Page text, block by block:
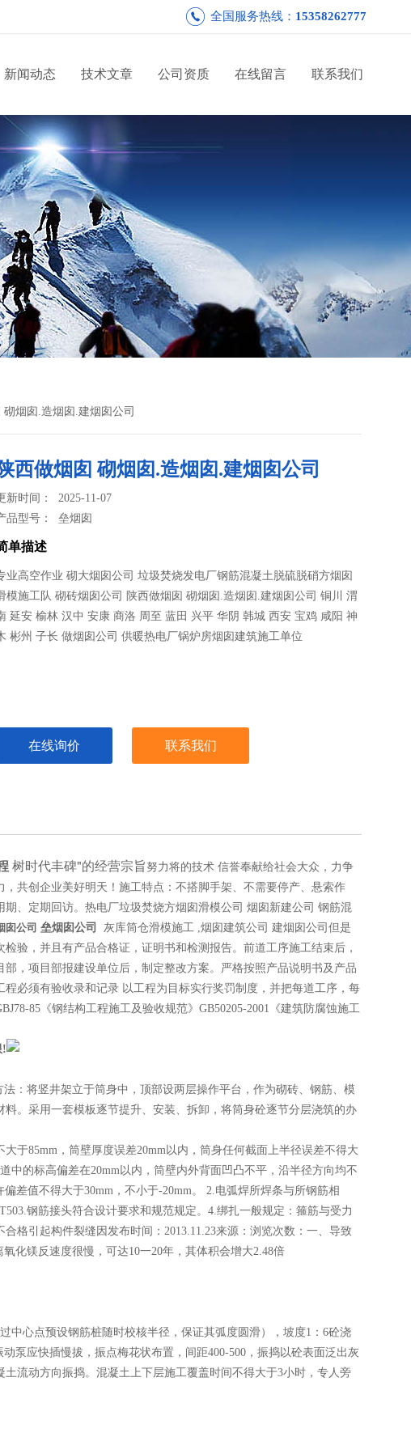
全国服务热线： 15358262777
新闻动态 技术文章 公司资质 在线留言 联系我们
烟囱.造烟囱.建烟囱公司
西做烟囱 砌烟囱.造烟囱.建烟囱公司
新时间： 2025-11-07
品型号：垒烟囱
单描述
业高空作业 砌大烟囱公司 垃圾焚烧发电厂钢筋混凝土脱硫脱硝方烟囱
模施工队 砌砖烟囱公司 陕西做烟囱 砌烟囱.造烟囱.建烟囱公司 铜川 渭
延安 榆林 汉中 安康 商洛 周至 蓝田 兴平 华阴 韩城 西安 宝鸡 咸阳 神
彬州 子长 做烟囱公司 供暖热电厂锅炉房烟囱建筑施工单位
在线询价 联系我们
树时代丰碑"的经营宗旨 努力将的技术 信誉奉献给社会大众，力争
共创企业美好明天！施工特点：不搭脚手架、不需要停产、悬索作
、定期回访。 热电厂垃圾焚烧方烟囱滑模公司 烟囱新建公司 钢筋混
囱公司 垒烟囱公司 灰库筒仓滑模施工 ,烟囱建筑公司 建烟囱公司 但是
验，并且有产品合格证，证明书和检测报告。前道工序施工结束后，
，项目部报建设单位后，制定整改方案。严格按照产品说明书及产品
程必须有验收录和记录 以工程为目标实行奖罚制度，并把每道工序，每
85《钢结构工程施工及验收规范》GB50205-2001《建筑防腐蚀施工
!
将竖井架立于筒身中，顶部设两层操作平台，作为砌砖、钢筋、模
。采用一套模板逐节提升、安装、拆卸，将筒身砼逐节分层浇筑的办
85mm，筒壁厚度误差20mm以内，筒身任何截面上半径误差不得大
中的标高偏差在20mm以内，筒壁内外背面凹凸不平，沿半径方向均不
差值不得大于30mm，不小于-20mm。 2.电弧焊所焊条与所钢筋相
钢筋接头符合设计要求和规范规定。4.绑扎一般规定：箍筋与受力
格引起构件裂缝因发布时间：2013.11.23来源：浏览次数：一、导致
化镁反速度很慢，可达10一20年，其体积会增大2.48倍
心点预设钢筋桩随时校核半径，保证其弧度圆滑），坡度1：6砼浇
泵应快插慢拔，振点梅花状布置，间距400-500，振捣以砼表面泛出灰
流动方向振捣。混凝土上下层施工覆盖时间不得大于3小时，专人旁